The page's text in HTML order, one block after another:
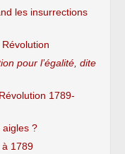
les insurrections
pour l’égalité, dite
1789-
aigles ?
1789